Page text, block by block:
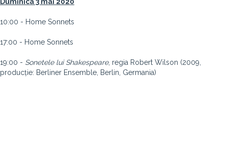
10:00 - Home Sonnets
17:00 - Home Sonnets
19:00 - Sonetele lui Shakespeare, regia Robert Wilson (2009,
producție: Berliner Ensemble, Berlin, Germania)